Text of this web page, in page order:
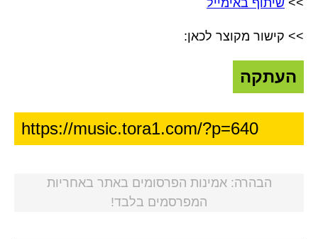
>> שיתוף באימייל
>> קישור מקוצר לכאן:
העתקה
הבהרה: אמינות הפרסומים באתר באחריות
המפרסמים בלבד!